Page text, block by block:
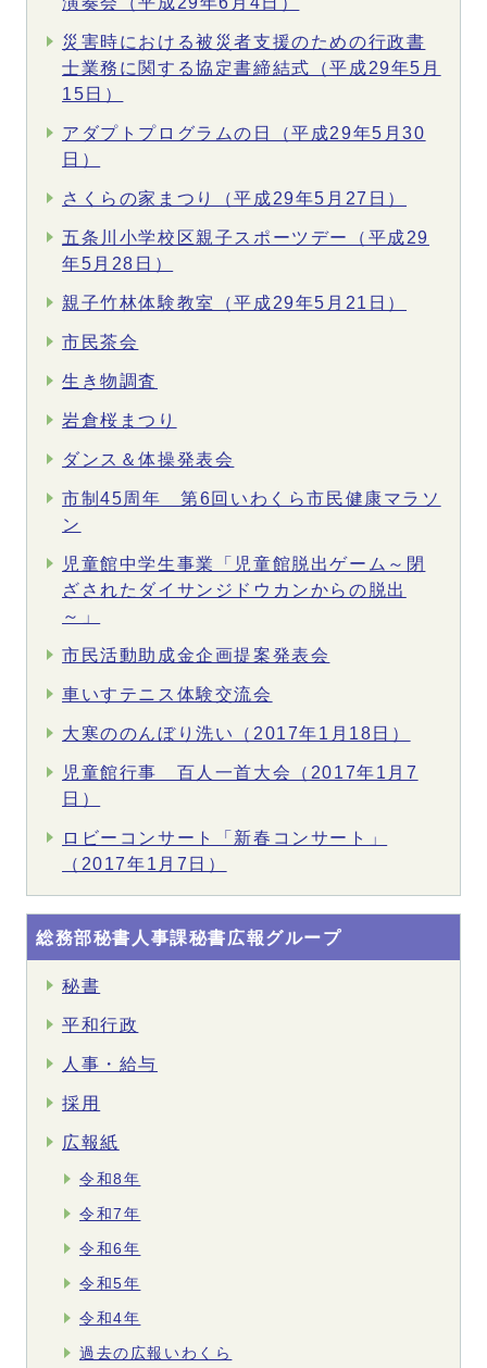
災害時における被災者支援のための行政書
士業務に関する協定書締結式（平成29年5月
15日）
アダプトプログラムの日（平成29年5月30
日）
さくらの家まつり（平成29年5月27日）
五条川小学校区親子スポーツデー（平成29
年5月28日）
親子竹林体験教室（平成29年5月21日）
市民茶会
生き物調査
岩倉桜まつり
ダンス＆体操発表会
市制45周年 第6回いわくら市民健康マラソ
ン
児童館中学生事業「児童館脱出ゲーム～閉
ざされたダイサンジドウカンからの脱出
～」
市民活動助成金企画提案発表会
車いすテニス体験交流会
大寒ののんぼり洗い（2017年1月18日）
児童館行事 百人一首大会（2017年1月7
日）
ロビーコンサート「新春コンサート」
（2017年1月7日）
総務部秘書人事課秘書広報グループ
秘書
平和行政
人事・給与
採用
広報紙
令和8年
令和7年
令和6年
令和5年
令和4年
過去の広報いわくら